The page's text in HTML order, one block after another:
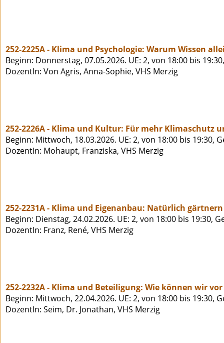
252-2225A - Klima und Psychologie: Warum Wissen
Beginn: Donnerstag, 07.05.2026. UE: 2, von 18:00 bis
DozentIn: Von Agris, Anna-Sophie, VHS Merzig
252-2226A - Klima und Kultur: Für mehr Klimaschutz
Beginn: Mittwoch, 18.03.2026. UE: 2, von 18:00 bis 19:30,
DozentIn: Mohaupt, Franziska, VHS Merzig
252-2231A - Klima und Eigenanbau: Natürlich
Beginn: Dienstag, 24.02.2026. UE: 2, von 18:00 bis 19:30,
DozentIn: Franz, René, VHS Merzig
252-2232A - Klima und Beteiligung: Wie können wir
Beginn: Mittwoch, 22.04.2026. UE: 2, von 18:00 bis 19:30,
DozentIn: Seim, Dr. Jonathan, VHS Merzig